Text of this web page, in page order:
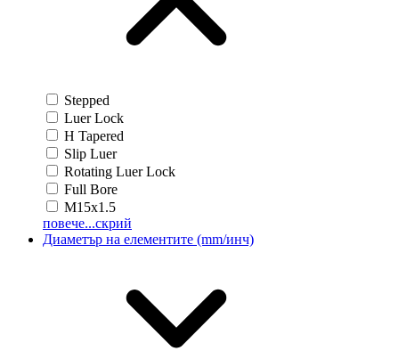
Stepped
Luer Lock
H Tapered
Slip Luer
Rotating Luer Lock
Full Bore
M15x1.5
повече...скрий
Диаметър на елементите (mm/инч)